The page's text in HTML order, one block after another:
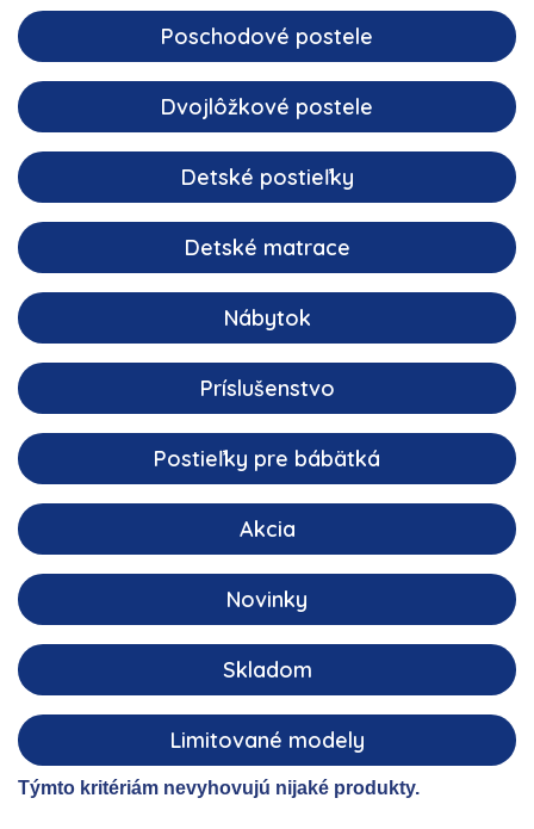
Poschodové postele
Dvojlôžkové postele
Detské postieľky
Detské matrace
Nábytok
Príslušenstvo
Postieľky pre bábätká
Akcia
Novinky
Skladom
Limitované modely
Týmto kritériám nevyhovujú nijaké produkty.